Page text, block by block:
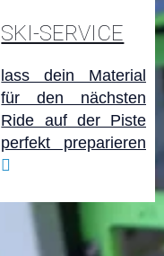
SKI-SERVICE
lass dein Material
für den nächsten
Ride auf der Piste
perfekt preparieren